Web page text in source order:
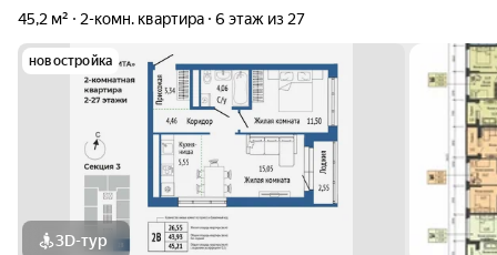
45,2 м²
2-комн. квартира 6 этаж из 27
новостройка
3D-тур